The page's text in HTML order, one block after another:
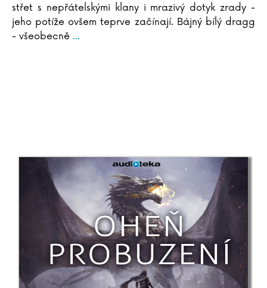
střet s nepřátelskými klany i mrazivý dotyk zrady -
jeho potíže ovšem teprve začínají. Bájný bílý dragg
- všeobecně ...